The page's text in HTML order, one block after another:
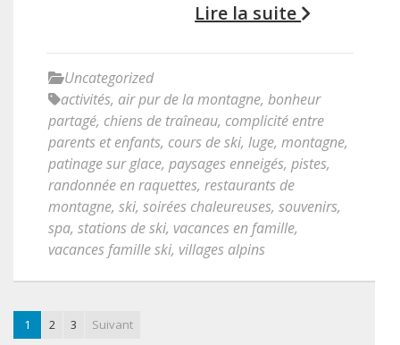
Lire la suite
Uncategorized
activités, air pur de la montagne, bonheur
partagé, chiens de traîneau, complicité entre
parents et enfants, cours de ski, luge, montagne,
patinage sur glace, paysages enneigés, pistes,
randonnée en raquettes, restaurants de
montagne, ski, soirées chaleureuses, souvenirs,
spa, stations de ski, vacances en famille,
vacances famille ski, villages alpins
1 2 3 Suivant